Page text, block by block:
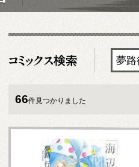
66件見つかりました